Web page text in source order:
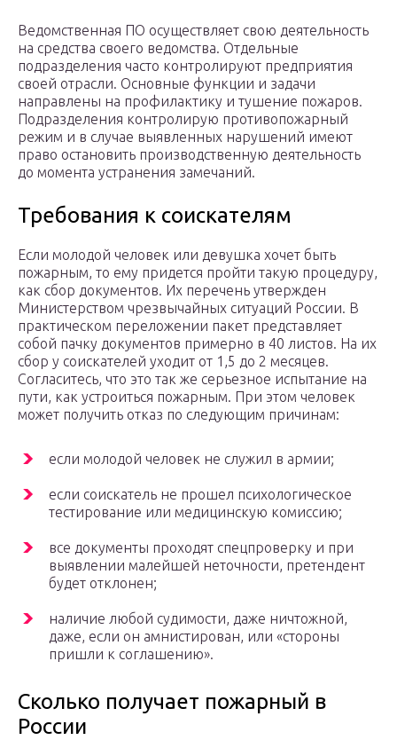
Ведомственная ПО осуществляет свою деятельность
на средства своего ведомства. Отдельные
подразделения часто контролируют предприятия
своей отрасли. Основные функции и задачи
направлены на профилактику и тушение пожаров.
Подразделения контролирую противопожарный
режим и в случае выявленных нарушений имеют
право остановить производственную деятельность
до момента устранения замечаний.
Требования к соискателям
Если молодой человек или девушка хочет быть
пожарным, то ему придется пройти такую процедуру,
как сбор документов. Их перечень утвержден
Министерством чрезвычайных ситуаций России. В
практическом переложении пакет представляет
собой пачку документов примерно в 40 листов. На их
сбор у соискателей уходит от 1,5 до 2 месяцев.
Согласитесь, что это так же серьезное испытание на
пути, как устроиться пожарным. При этом человек
может получить отказ по следующим причинам:
если молодой человек не служил в армии;
если соискатель не прошел психологическое
тестирование или медицинскую комиссию;
все документы проходят спецпроверку и при
выявлении малейшей неточности, претендент
будет отклонен;
наличие любой судимости, даже ничтожной,
даже, если он амнистирован, или «стороны
пришли к соглашению».
Сколько получает пожарный в
России